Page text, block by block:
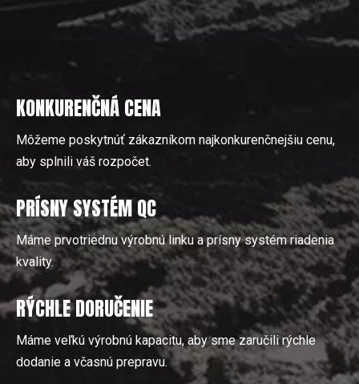
KONKURENČNÁ CENA
Môžeme poskytnúť zákazníkom najkonkurenčnejšiu cenu,
aby splnili váš rozpočet.
PRÍSNY SYSTÉM QC
Máme prvotriednu výrobnú linku a prísny systém riadenia
kvality.
RÝCHLE DORUČENIE
Máme veľkú výrobnú kapacitu, aby sme zaručili rýchle
dodanie a včasnú prepravu.